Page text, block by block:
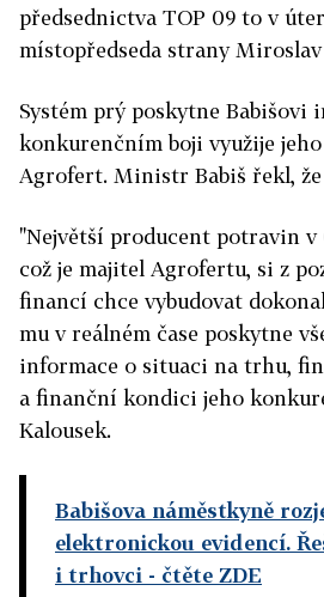
předsednictva TOP 09 to v
místopředseda strany Miroslav
Systém prý poskytne Babišovi
konkurenčním boji využije
Agrofert. Ministr Babiš řekl, že
"Největší producent potravin v
což je majitel Agrofertu, si z
financí chce vybudovat
mu v reálném čase poskytne
informace o situaci na trhu,
a finanční kondici jeho
Kalousek.
Babišova náměstkyně
elektronickou evidencí.
i trhovci - čtěte ZDE